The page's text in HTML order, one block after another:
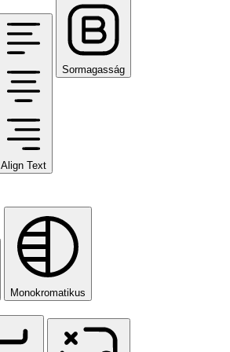
Align Text
Sormagasság
Monokromatikus